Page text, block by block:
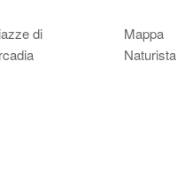
di
Mappa
Naturista